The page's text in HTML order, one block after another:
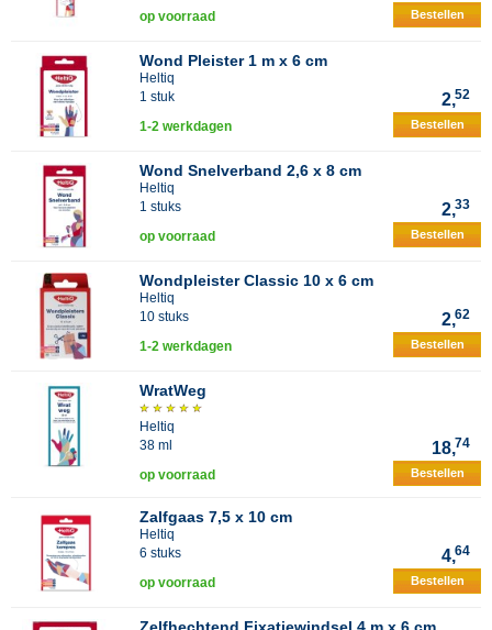
op voorraad Bestellen
Wond Pleister 1 m x 6 cm
Heltiq
1 stuk
2,52
1-2 werkdagen Bestellen
Wond Snelverband 2,6 x 8 cm
Heltiq
1 stuks
2,33
op voorraad Bestellen
Wondpleister Classic 10 x 6 cm
Heltiq
10 stuks
2,62
1-2 werkdagen Bestellen
WratWeg
Heltiq
38 ml
18,74
op voorraad Bestellen
Zalfgaas 7,5 x 10 cm
Heltiq
6 stuks
4,64
op voorraad Bestellen